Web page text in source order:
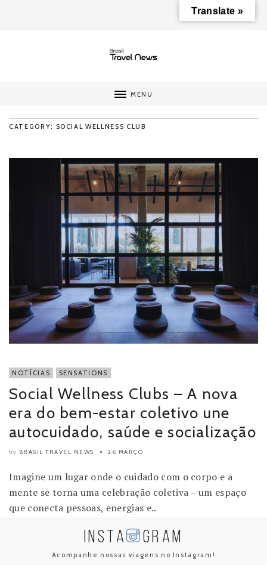
MENU
CATEGORY: SOCIAL WELLNESS CLUB
NOTÍCIAS SENSATIONS
Social Wellness Clubs – A nova
era do bem-estar coletivo une
autocuidado, saúde e socialização
by BRASIL TRAVEL NEWS 26 MARÇO
Imagine um lugar onde o cuidado com o corpo e a
mente se torna uma celebração coletiva – um espaço
que conecta pessoas, energias e..
INSTA GRAM
Acompanhe nossas viagens no Instagram!
Translate »